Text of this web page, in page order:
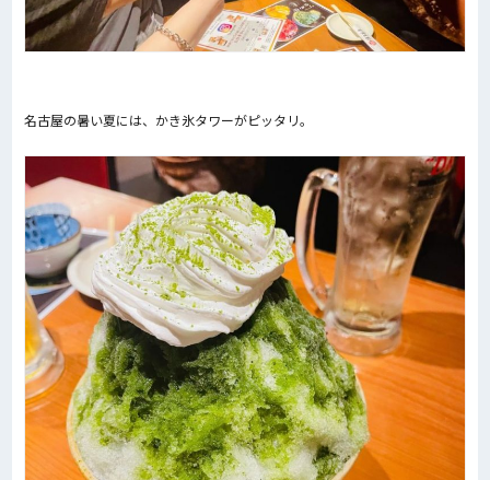
名古屋の暑い夏には、かき氷タワーがピッタリ。